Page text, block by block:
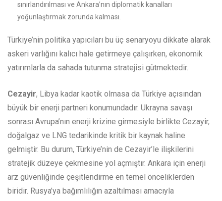
sınırlandırılması ve Ankara’nın diplomatik kanalları
yoğunlaştırmak zorunda kalması.
Türkiye’nin politika yapıcıları bu üç senaryoyu dikkate alarak
askeri varlığını kalıcı hale getirmeye çalışırken, ekonomik
yatırımlarla da sahada tutunma stratejisi gütmektedir.
Cezayir, Libya kadar kaotik olmasa da Türkiye açısından
büyük bir enerji partneri konumundadır. Ukrayna savaşı
sonrası Avrupa’nın enerji krizine girmesiyle birlikte Cezayir,
doğalgaz ve LNG tedarikinde kritik bir kaynak haline
gelmiştir. Bu durum, Türkiye’nin de Cezayir’le ilişkilerini
stratejik düzeye çekmesine yol açmıştır. Ankara için enerji
arz güvenliğinde çeşitlendirme en temel önceliklerden
biridir. Rusya’ya bağımlılığın azaltılması amacıyla